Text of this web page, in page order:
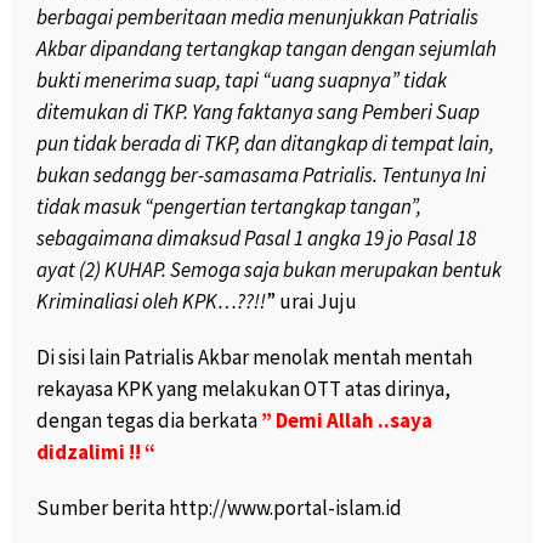
berbagai pemberitaan media menunjukkan Patrialis
Akbar dipandang tertangkap tangan dengan sejumlah
bukti menerima suap, tapi “uang suapnya” tidak
ditemukan di TKP. Yang faktanya sang Pemberi Suap
pun tidak berada di TKP, dan ditangkap di tempat lain,
bukan sedangg ber-samasama Patrialis. Tentunya Ini
tidak masuk “pengertian tertangkap tangan”,
sebagaimana dimaksud Pasal 1 angka 19 jo Pasal 18
ayat (2) KUHAP. Semoga saja bukan merupakan bentuk
Kriminaliasi oleh KPK…??!!” urai Juju
Di sisi lain Patrialis Akbar menolak mentah mentah
rekayasa KPK yang melakukan OTT atas dirinya,
dengan tegas dia berkata” Demi Allah ..saya
didzalimi !! “
Sumber berita http://www.portal-islam.id